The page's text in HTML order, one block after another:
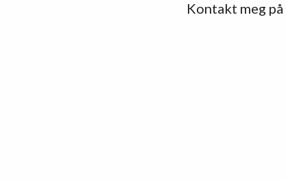
Kontakt meg på